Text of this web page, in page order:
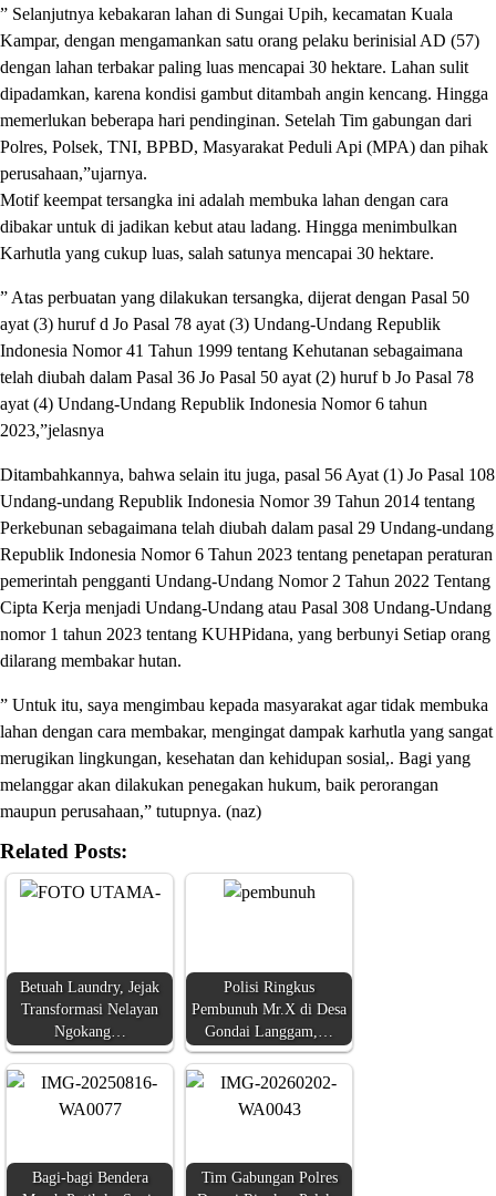
” Selanjutnya kebakaran lahan di Sungai Upih, kecamatan Kuala
Kampar, dengan mengamankan satu orang pelaku berinisial AD (57)
dengan lahan terbakar paling luas mencapai 30 hektare. Lahan sulit
dipadamkan, karena kondisi gambut ditambah angin kencang. Hingga
memerlukan beberapa hari pendinginan. Setelah Tim gabungan dari
Polres, Polsek, TNI, BPBD, Masyarakat Peduli Api (MPA) dan pihak
perusahaan,”ujarnya.
Motif keempat tersangka ini adalah membuka lahan dengan cara
dibakar untuk di jadikan kebut atau ladang. Hingga menimbulkan
Karhutla yang cukup luas, salah satunya mencapai 30 hektare.
” Atas perbuatan yang dilakukan tersangka, dijerat dengan Pasal 50
ayat (3) huruf d Jo Pasal 78 ayat (3) Undang-Undang Republik
Indonesia Nomor 41 Tahun 1999 tentang Kehutanan sebagaimana
telah diubah dalam Pasal 36 Jo Pasal 50 ayat (2) huruf b Jo Pasal 78
ayat (4) Undang-Undang Republik Indonesia Nomor 6 tahun
2023,”jelasnya
Ditambahkannya, bahwa selain itu juga, pasal 56 Ayat (1) Jo Pasal 108
Undang-undang Republik Indonesia Nomor 39 Tahun 2014 tentang
Perkebunan sebagaimana telah diubah dalam pasal 29 Undang-undang
Republik Indonesia Nomor 6 Tahun 2023 tentang penetapan peraturan
pemerintah pengganti Undang-Undang Nomor 2 Tahun 2022 Tentang
Cipta Kerja menjadi Undang-Undang atau Pasal 308 Undang-Undang
nomor 1 tahun 2023 tentang KUHPidana, yang berbunyi Setiap orang
dilarang membakar hutan.
” Untuk itu, saya mengimbau kepada masyarakat agar tidak membuka
lahan dengan cara membakar, mengingat dampak karhutla yang sangat
merugikan lingkungan, kesehatan dan kehidupan sosial,. Bagi yang
melanggar akan dilakukan penegakan hukum, baik perorangan
maupun perusahaan,” tutupnya. (naz)
Related Posts:
Betuah Laundry, Jejak
Transformasi Nelayan
Ngokang…
Polisi Ringkus
Pembunuh Mr.X di Desa
Gondai Langgam,…
Bagi-bagi Bendera
Tim Gabungan Polres